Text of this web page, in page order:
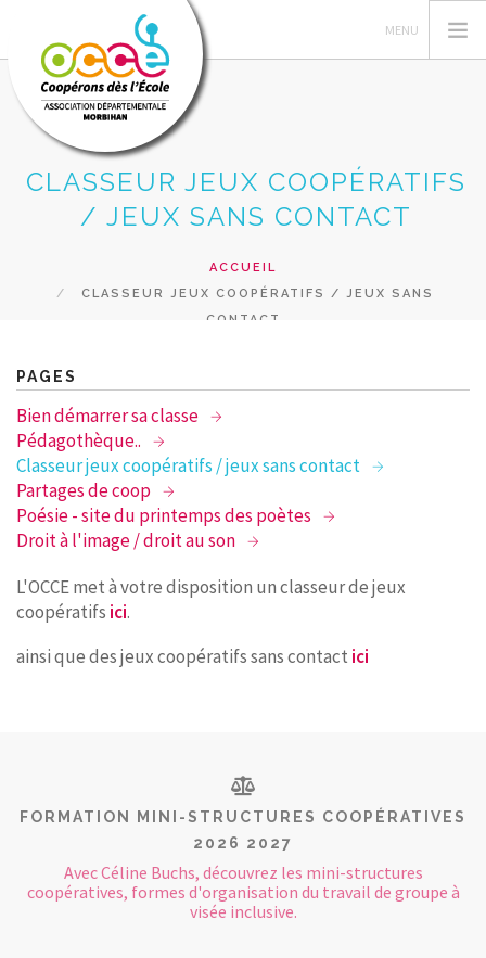
L'OCCE 56
GÉRER SA COOPÉRATIVE
ACTIONS PÉDAGOGIQUES
RESSOURCES PÉDAGOGIQUES
RECHERCHER
CONTACT
CLASSEUR JEUX COOPÉRATIFS
/ JEUX SANS CONTACT
ACCUEIL
CLASSEUR JEUX COOPÉRATIFS / JEUX SANS
CONTACT
PAGES
Bien démarrer sa classe
Pédagothèque..
Classeur jeux coopératifs / jeux sans contact
Partages de coop
Poésie - site du printemps des poètes
Droit à l'image / droit au son
L'OCCE met à votre disposition un classeur de jeux
coopératifs ici.
ainsi que des jeux coopératifs sans contact ici
FORMATION MINI-STRUCTURES COOPÉRATIVES
2026 2027
Avec Céline Buchs, découvrez les mini-structures
coopératives, formes d'organisation du travail de groupe à
visée inclusive.